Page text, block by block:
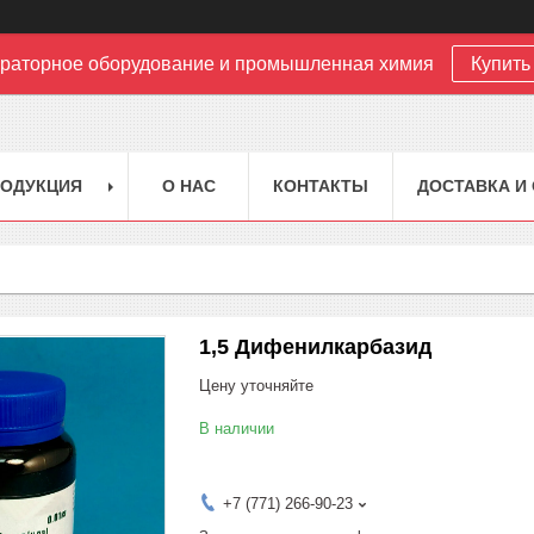
оборудование и промышленная химия Купить
О НАС КОНТАКТЫ ДОСТАВКА И
1,5 Дифенилкарбазид
Цену уточняйте
В наличии
+7 (771) 266-90-23